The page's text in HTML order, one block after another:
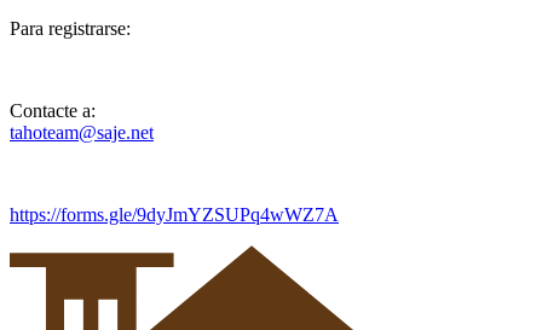
Para registrarse:
Contacte a:
tahoteam@saje.net
https://forms.gle/9dyJmYZSUPq4wWZ7A